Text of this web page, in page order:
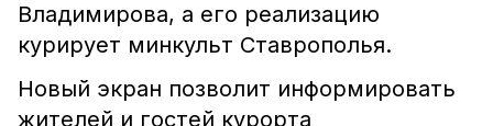
Владимирова, а его реализацию
курирует минкульт Ставрополья.
Новый экран позволит информировать
жителей и гостей курорта